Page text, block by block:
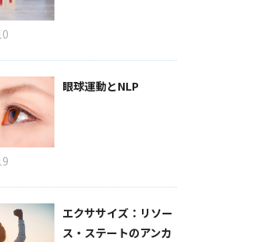
眼球運動とNLP
エクササイズ：リソー
ス・ステートのアンカ